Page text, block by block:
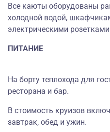
Все каюты оборудованы
холодной водой,
электрическими
ПИТАНИЕ
На борту теплохода для
ресторана и бар.
В стоимость круизов
завтрак, обед и ужин.